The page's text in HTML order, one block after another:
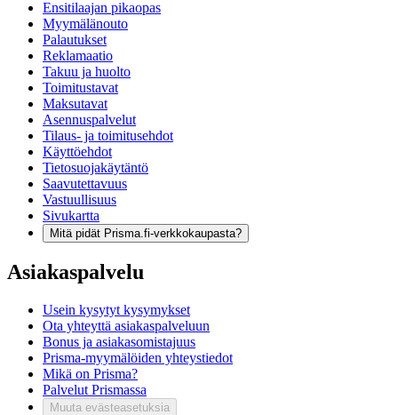
Ensitilaajan pikaopas
Myymälänouto
Palautukset
Reklamaatio
Takuu ja huolto
Toimitustavat
Maksutavat
Asennuspalvelut
Tilaus- ja toimitusehdot
Käyttöehdot
Tietosuojakäytäntö
Saavutettavuus
Vastuullisuus
Sivukartta
Mitä pidät Prisma.fi-verkkokaupasta?
Asiakaspalvelu
Usein kysytyt kysymykset
Ota yhteyttä asiakaspalveluun
Bonus ja asiakasomistajuus
Prisma-myymälöiden yhteystiedot
Mikä on Prisma?
Palvelut Prismassa
Muuta evästeasetuksia